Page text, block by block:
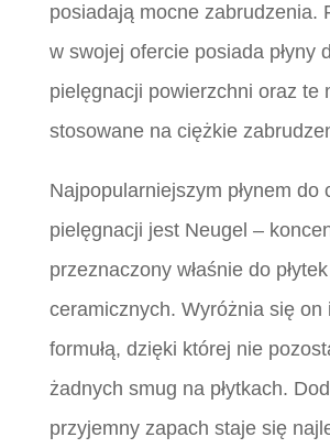
posiadają mocne zabrudzenia.
w swojej ofercie posiada płyny
pielęgnacji powierzchni oraz te
stosowane na ciężkie
Najpopularniejszym płynem do
pielęgnacji jest Neugel –
przeznaczony właśnie do płytek
ceramicznych. Wyróżnia się on
formułą, dzięki której nie
żadnych smug na płytkach.
przyjemny zapach staje się